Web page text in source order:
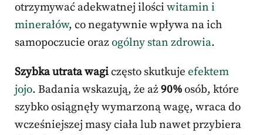
otrzymywać adekwatnej ilości witamin i
minerałów, co negatywnie wpływa na ich
samopoczucie orazogólny stan zdrowia.
Szybka utrata wagiczęsto skutkuje efektem
jojo. Badania wskazują, że aż90%osób, które
szybko osiągnęły wymarzoną wagę, wraca do
wcześniejszej masy ciała lub nawet przybiera